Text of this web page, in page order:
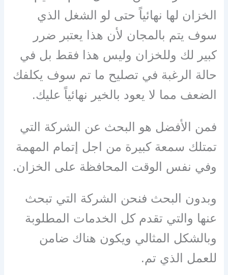
الخزان لها نهائياً حتى لو الشغل الذي
سوف يتم بالمجان لأن هذا يعتبر ضرر
كبير لك وللخزان وليس هذا فقط بل في
حالة الرغبة في تصليح ما تم سوف يكلفك
الضعف مما لا يعود بالخير نهائياً عليك.
فمن الأفضل هو البحث عن الشركة التي
تمتلك سمعة كبيرة من اجل إتمام المهمة
وفي نفس الوقت المحافظة على الخزان.
وبدون البحث فنحن الشركة التي تبحث
عنها والتي تقدم كل الخدمات المطلوبة
وبالشكل المثالي ويكون هناك ضامن
للعمل الذي تم.